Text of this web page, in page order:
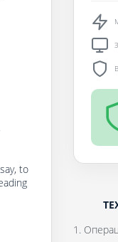
to
1.